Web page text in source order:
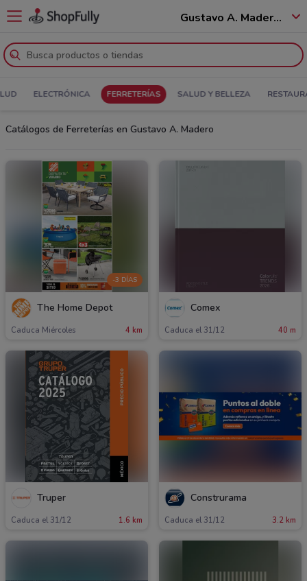
Gustavo A. Madero - 07250
ELECTRÓNICA FERRETERÍAS SALUD Y BELLEZA
Catálogos de Ferreterías en Gustavo A. Madero
-3 DÍAS
The Home Depot
Caduca Miércoles 4 km
Comex
Caduca el 31/12 40 m
Truper
Caduca el 31/12 1.6 km
Construrama
Caduca el 31/12 3.2 km